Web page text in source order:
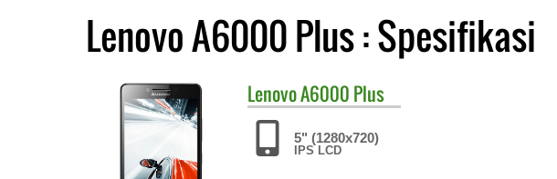
Lenovo A6000 Plus : Spesifikasi
LenovoA6000 Plus
5" (1280x720)
IPS LCD